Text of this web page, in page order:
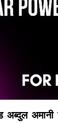
अब्दुल